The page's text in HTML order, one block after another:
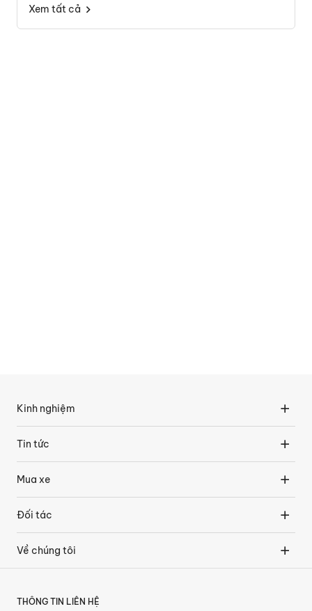
Xem tất cả
Kinh nghiệm
Tin tức
Mua xe
Đối tác
Về chúng tôi
THÔNG TIN LIÊN HỆ